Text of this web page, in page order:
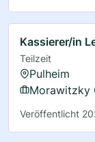
Kassierer/in
Teilzeit
Pulheim
Morawitzky
Veröffentlicht